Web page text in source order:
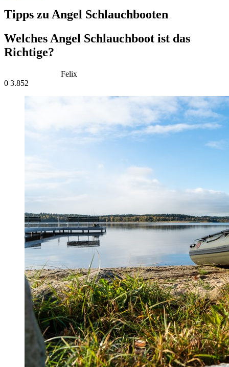
Tipps zu Angel Schlauchbooten
Welches Angel Schlauchboot ist das
Richtige?
Felix
0 3.852